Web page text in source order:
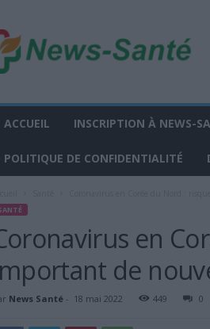
ACCUEIL INSCRIPTION À NEWS-
POLITIQUE DE CONFIDENTIALITÉ
en
de
News Santé- 18 mai 2022 449 0